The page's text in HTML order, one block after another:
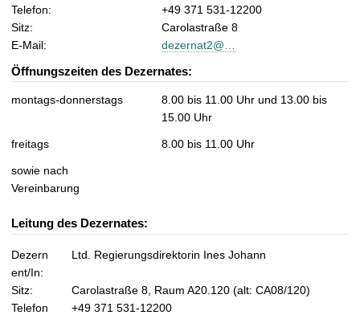
Telefon:
+49 371 531-12200
Sitz:
Carolastraße 8
E-Mail:
dezernat2@…
Öffnungszeiten des Dezernates:
montags-donnerstags
8.00 bis 11.00 Uhr und 13.00 bis
15.00 Uhr
freitags 8.00 bis 11.00 Uhr
sowie nach
Vereinbarung
Leitung des Dezernates:
Dezern
ent/In:
Ltd. Regierungsdirektorin Ines Johann
Sitz:
Carolastraße 8, Raum A20.120 (alt: CA08/120)
Telefon
+49 371 531-12200